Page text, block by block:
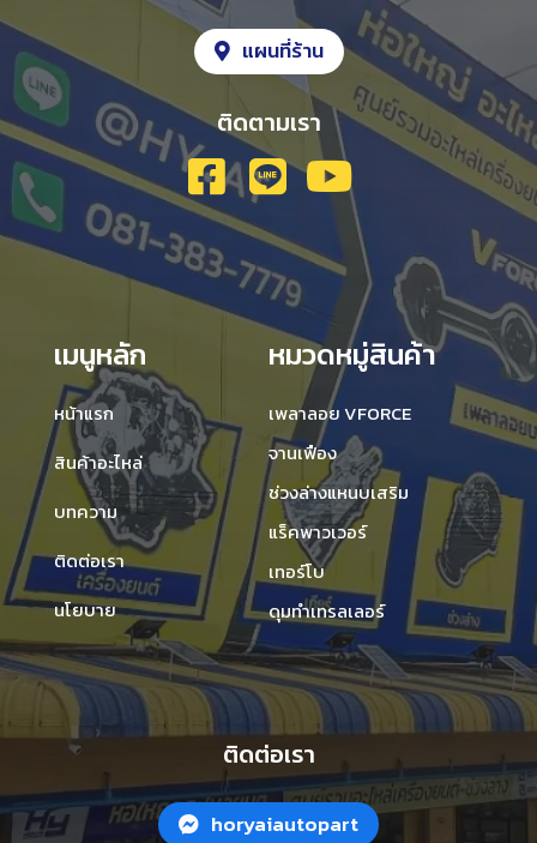
แผนที่ร้าน
ติดตามเรา
เมนูหลัก
หน้าแรก
สินค้าอะไหล่
บทความ
ติดต่อเรา
นโยบาย
หมวดหมู่สินค้า
เพลาลอย VFORCE
จานเฟือง
ช่วงล่างแหนบเสริม
แร็คพาวเวอร์
เทอร์โบ
ดุมทำเทรลเลอร์
ติดต่อเรา
horyaiautopart